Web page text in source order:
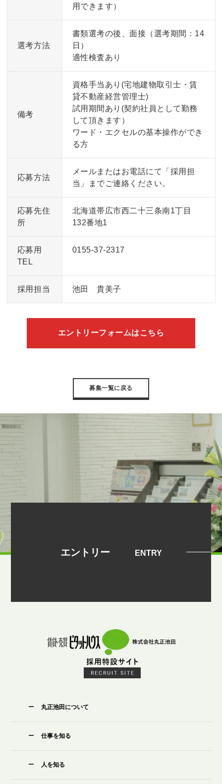
用できます）
選考方法
書類選考の後、面接（選考期間：14
日）
適性検査あり
備考
資格手当あり(宅地建物取引士・賃
貸不動産経営管理士)
試用期間あり(契約社員として勤務
して頂きます）
ワード・エクセルの基本操作ができ
る方
応募方法
メールまたはお電話にて「採用担
当」までご連絡ください。
応募先住
所
北海道帯広市西二十三条南1丁目
132番地1
応募用
TEL
0155-37-2317
採用担当 池田 貴美子
エントリーフォームはこちら
募集一覧に戻る
エントリー ENTRY
丸正池田について
仕事を知る
人を知る